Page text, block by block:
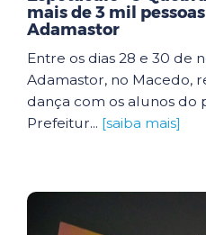
mais de 3 mil
Adamastor
Entre os dias 28 e 30 de
Adamastor, no Macedo,
dança com os alunos do
Prefeitur... [saiba mais]